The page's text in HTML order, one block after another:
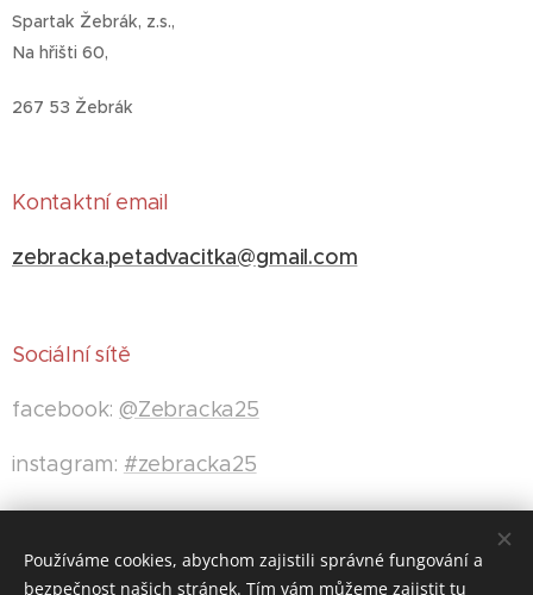
Spartak Žebrák, z.s.,
Na hřišti 60,
267 53 Žebrák
Kontaktní email
zebracka.petadvacitka@gmail.com
Sociální sítě
facebook:@Zebracka25
instagram: #zebracka25
youtube:@Zebracka25
Používáme cookies, abychom zajistili správné fungování a
bezpečnost našich stránek. Tím vám můžeme zajistit tu